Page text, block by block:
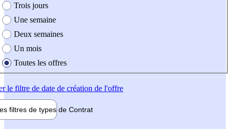
Trois jours
Une semaine
Deux semaines
Un mois
Toutes les offres
le filtre de date de création de l'offre
filtres de types de Contrat